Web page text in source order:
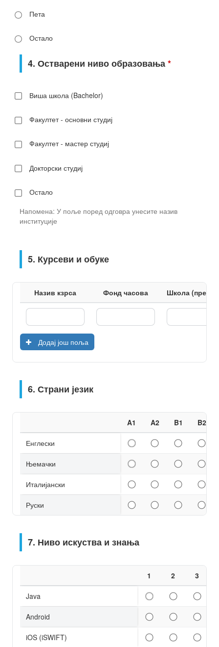
Пета
Остало
4. Остварени ниво образовања*
Виша школа (Bachelor)
Факултет - основни студиј
Факултет - мастер студиј
Докторски студиј
Остало
Напомена: У поље поред одговра унесите назив
институције
5. Курсеви и обуке
Назив кзрса Фонд часова Школа
Додај још поља
6. Страни језик
A1 A2 B1 B2
Енглески
Њемачки
Италијански
Руски
7. Ниво искуства и знања
1 2 3
Java
Android
iOS (iSWIFT)